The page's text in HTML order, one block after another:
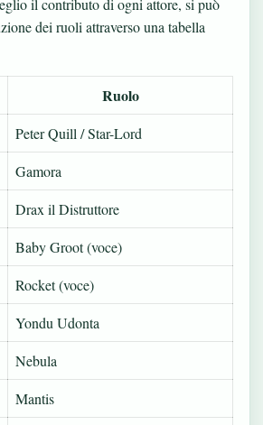
il contributo di ogni attore, si può
dei ruoli attraverso una tabella
Ruolo
Peter Quill / Star-Lord
Gamora
Drax il Distruttore
Baby Groot (voce)
Rocket (voce)
Yondu Udonta
Nebula
Mantis